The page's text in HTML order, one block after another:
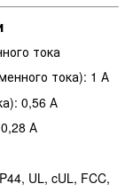
тока
тока): 1 А
0,56 А
А
UL, cUL, FCC,